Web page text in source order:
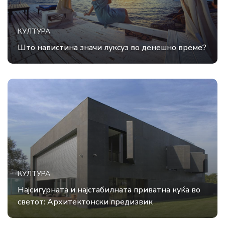
КУЛТУРА
Што навистина значи луксуз во денешно време?
КУЛТУРА
Најсигурната и најстабилната приватна куќа во
светот: Архитектонски предизвик